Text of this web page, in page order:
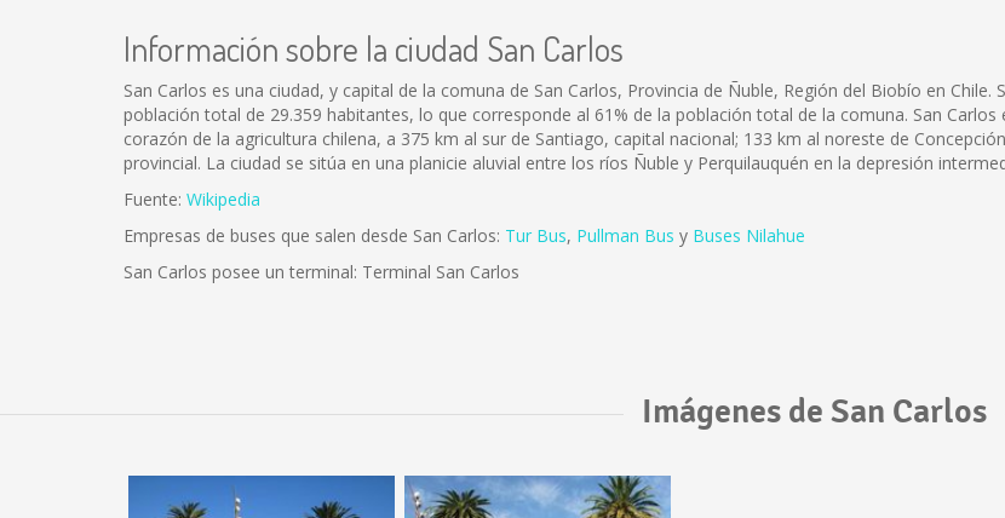
Información sobre la ciudad San Carlos
San Carlos es una ciudad, y capital de la comuna de San Carlos, Provincia de Ñuble, Región del Biobío en
población total de 29.359 habitantes, lo que corresponde al 61% de la población total de la comuna. San
corazón de la agricultura chilena, a 375 km al sur de Santiago, capital nacional; 133 km al noreste de
provincial. La ciudad se sitúa en una planicie aluvial entre los ríos Ñuble y Perquilauquén en la depresión
Fuente: Wikipedia
Empresas de buses que salen desde San Carlos: Tur Bus, Pullman Bus y Buses Nilahue
San Carlos posee un terminal: Terminal San Carlos
Imágenes de San Carlos